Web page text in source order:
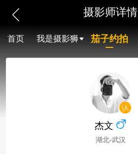
摄影师详情
首页 我是摄影狮 茄子约拍
杰文
湖北-武汉